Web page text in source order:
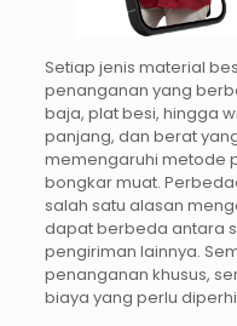
Setiap jenis material
penanganan yang
baja, plat besi, hingga
panjang, dan berat
memengaruhi metode
bongkar muat.
salah satu alasan
dapat berbeda antara
pengiriman lainnya.
penanganan khusus,
biaya yang perlu